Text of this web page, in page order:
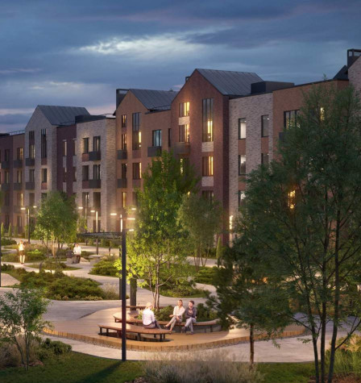
Желаемый / подходящий вид деятельности
Не указано
Назначение
Не указано
Размер площади (м2)
Цена за помещение
390 705 руб.
О помещении